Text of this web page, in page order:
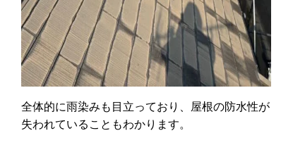
全体的に雨染みも目立っており、屋根の防水性が
失われていることもわかります。